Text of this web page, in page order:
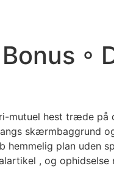
◦
hest træde på
skærmbaggrund
plan uden
, og ophidselse